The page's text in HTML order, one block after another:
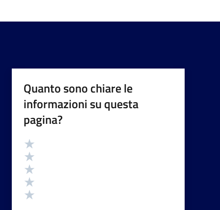
Quanto sono chiare le
informazioni su questa
pagina?
Valutazione